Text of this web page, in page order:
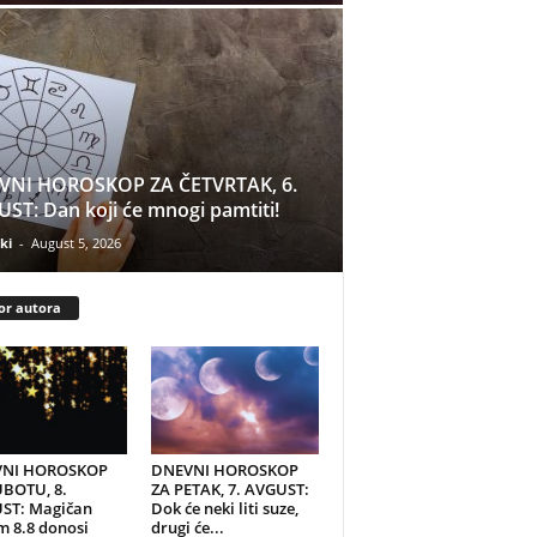
HOROSKOP ZA ČETVRTAK, 6.
Dan koji će mnogi pamtiti!
- August 5, 2026
autora
HOROSKOP
8.
Magičan
8.8 donosi
DNEVNI HOROSKOP
ZA PETAK, 7. AVGUST:
Dok će neki liti suze,
drugi će...